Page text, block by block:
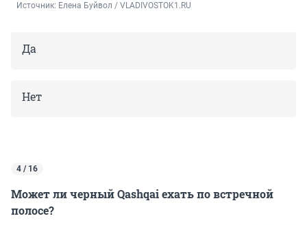
Источник: Елена Буйвол / VLADIVOSTOK1.RU
Да
Нет
4 / 16
Может ли черный Qashqai ехать по встречной
полосе?